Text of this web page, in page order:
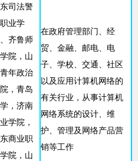
司法警
业学
齐鲁师
院，山
年政治
，青岛
，济南
学院，
商业职
院，山
在政府管理部门、经
贸、金融、邮电、电
子、学校、交通、社区
以及应用计算机网络的
有关行业，从事计算机
网络系统的设计、维
护、管理及网络产品营
销等工作